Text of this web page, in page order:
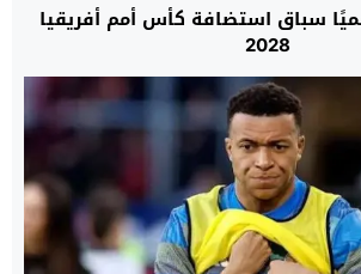
سباق استضافة كأس أمم أفريقيا
2028